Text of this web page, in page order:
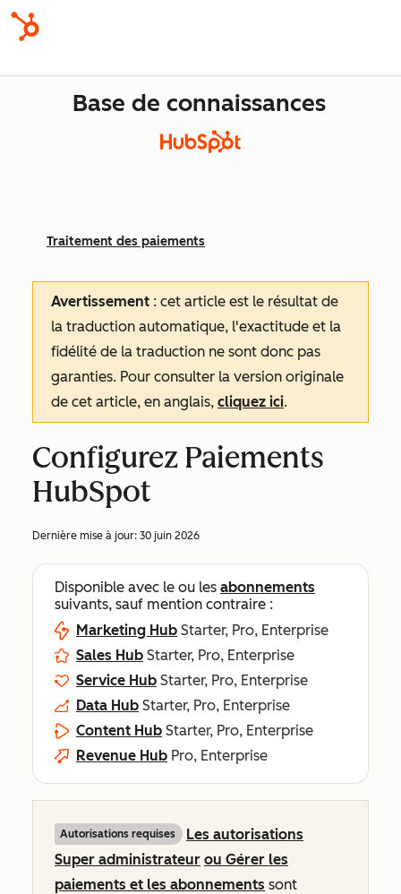
Base de connaissances
Traitement des paiements
Avertissement : cet article est le résultat de
la traduction automatique, l'exactitude et la
fidélité de la traduction ne sont donc pas
garanties. Pour consulter la version originale
de cet article, en anglais, cliquez ici.
Configurez Paiements
HubSpot
Dernière mise à jour: 30 juin 2026
Disponible avec le ou les abonnements
suivants, sauf mention contraire :
Marketing Hub Starter, Pro, Enterprise
Sales Hub Starter, Pro, Enterprise
Service Hub Starter, Pro, Enterprise
Data Hub Starter, Pro, Enterprise
Content Hub Starter, Pro, Enterprise
Revenue Hub Pro, Enterprise
Autorisations requises
Les autorisations
Super administrateur ou Gérer les
paiements et les abonnements sont